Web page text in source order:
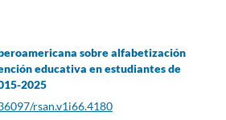
sobre alfabetización
educativa en estudiantes de
2025
rsan.v1i66.4180